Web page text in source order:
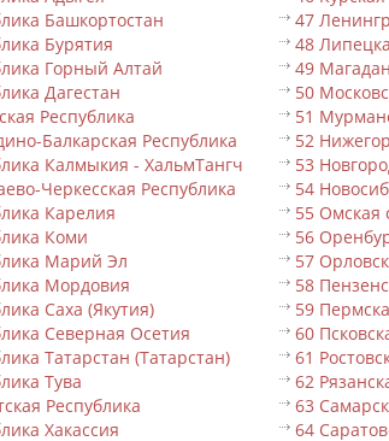
Башкортостан
Бурятия
Горный Алтай
Дагестан
Республика
Балкарская Республика
Калмыкия - ХальмТангч
Черкесская Республика
Карелия
Коми
Марий Эл
Мордовия
Саха (Якутия)
Северная Осетия
Татарстан (Татарстан)
Тува
Республика
Хакассия
47
48
49
50
51
52
53
54
55 Омская
56
57
58
59
60
61
62
63
64